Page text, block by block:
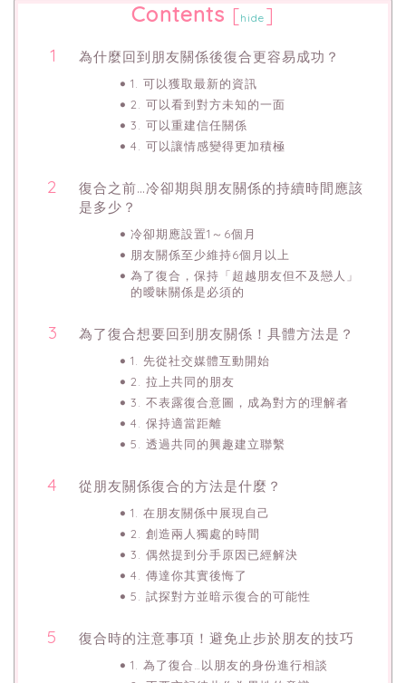
Contents [hide ]
為什麼回到朋友關係後復合更容易成功？
1. 可以獲取最新的資訊
2. 可以看到對方未知的一面
3. 可以重建信任關係
4. 可以讓情感變得更加積極
復合之前…冷卻期與朋友關係的持續時間應該
是多少？
冷卻期應設置1～6個月
朋友關係至少維持6個月以上
為了復合，保持「超越朋友但不及戀人」
的曖昧關係是必須的
為了復合想要回到朋友關係！具體方法是？
1. 先從社交媒體互動開始
2. 拉上共同的朋友
3. 不表露復合意圖，成為對方的理解者
4. 保持適當距離
5. 透過共同的興趣建立聯繫
從朋友關係復合的方法是什麼？
1. 在朋友關係中展現自己
2. 創造兩人獨處的時間
3. 偶然提到分手原因已經解決
4. 傳達你其實後悔了
5. 試探對方並暗示復合的可能性
復合時的注意事項！避免止步於朋友的技巧
1. 為了復合…以朋友的身份進行相談